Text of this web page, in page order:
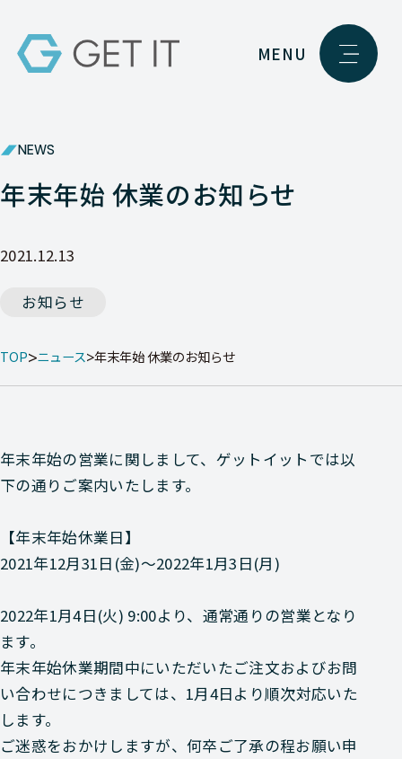
MENU
NEWS
年末年始 休業のお知らせ
2021.12.13
お知らせ
TOP ニュース 年末年始 休業のお知らせ
年末年始の営業に関しまして、ゲットイットでは以
下の通りご案内いたします。
【年末年始休業日】
2021年12月31日(金)～2022年1月3日(月)
2022年1月4日(火) 9:00より、通常通りの営業となり
ます。
年末年始休業期間中にいただいたご注文およびお問
い合わせにつきましては、1月4日より順次対応いた
します。
ご迷惑をおかけしますが、何卒ご了承の程お願い申